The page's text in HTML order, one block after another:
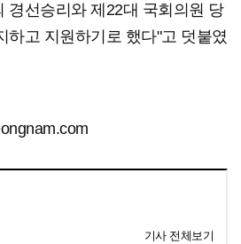
경선승리와 제22대 국회의원 당
하고 지원하기로 했다"고 덧붙였
기사 전체보기